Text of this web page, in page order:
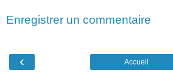
Enregistrer un commentaire
‹ Accueil